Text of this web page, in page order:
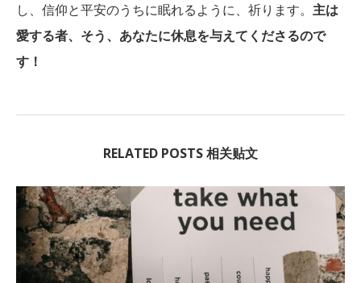
し、信仰と平安のうちに眠れるように、祈ります。 主は
愛する者、そう、あなたに休息を与えてくださるので
す！
RELATED POSTS 相关贴文